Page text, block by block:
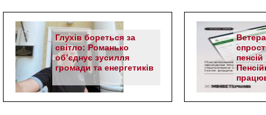
Глухів бореться за
світло: Романько
об’єднує зусилля
громади та енергетиків